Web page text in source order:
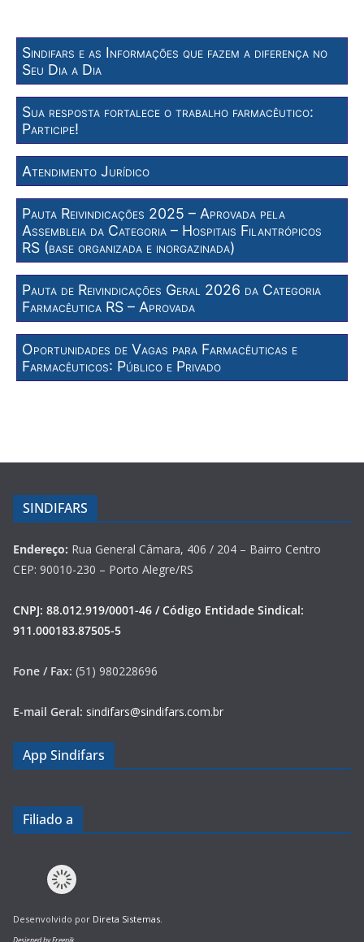
Sindifars e as Informações que fazem a diferença no
Seu Dia a Dia
Sua resposta fortalece o trabalho farmacêutico:
Participe!
Atendimento Jurídico
Pauta Reivindicações 2025 – Aprovada pela
Assembleia da Categoria – Hospitais Filantrópicos
RS (base organizada e inorgazinada)
Pauta de Reivindicações Geral 2026 da Categoria
Farmacêutica RS – Aprovada
Oportunidades de Vagas para Farmacêuticas e
Farmacêuticos: Público e Privado
SINDIFARS
Endereço: Rua General Câmara, 406 / 204 – Bairro Centro
CEP: 90010-230 – Porto Alegre/RS
CNPJ: 88.012.919/0001-46 / Código Entidade Sindical:
911.000183.87505-5
Fone / Fax: (51) 980228696
E-mail Geral: sindifars@sindifars.com.br
App Sindifars
Filiado a
Desenvolvido por Direta Sistemas.